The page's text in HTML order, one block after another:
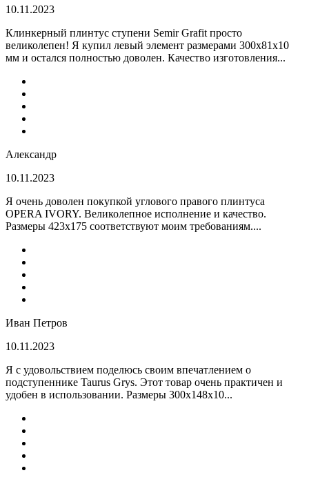
10.11.2023
Клинкерный плинтус ступени Semir Grafit просто
великолепен! Я купил левый элемент размерами 300х81х10
мм и остался полностью доволен. Качество изготовления...
Александр
10.11.2023
Я очень доволен покупкой углового правого плинтуса
OPERA IVORY. Великолепное исполнение и качество.
Размеры 423х175 соответствуют моим требованиям....
Иван Петров
10.11.2023
Я с удовольствием поделюсь своим впечатлением о
подступеннике Taurus Grys. Этот товар очень практичен и
удобен в использовании. Размеры 300х148х10...